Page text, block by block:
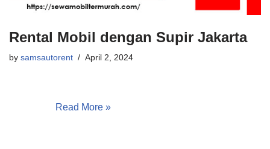
Rental Mobil dengan Supir Jakarta
by samsautorent April 2, 2024
Read More »